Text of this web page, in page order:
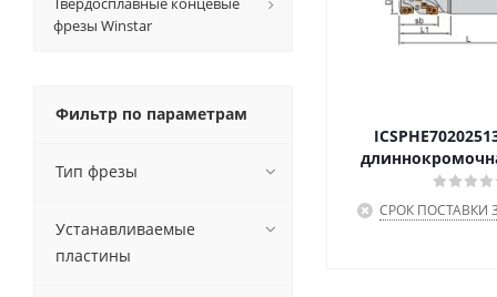
СРОК ПОСТАВКИ
фрезы Winstar
Фильтр по параметрам
Тип фрезы
Устанавливаемые
пластины